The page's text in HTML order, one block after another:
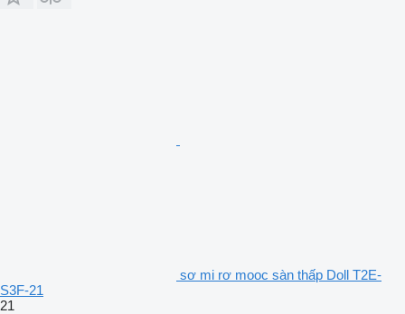
sơ mi rơ mooc sàn thấp Doll T2E-
S3F-21
21